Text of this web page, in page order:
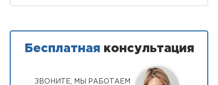
Бесплатная консультация
ЗВОНИТЕ, МЫ РАБОТАЕМ